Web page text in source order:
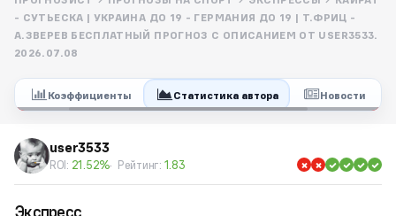
- СУТЬЕСКА | УКРАИНА ДО 19 - ГЕРМАНИЯ ДО 19 | Т.ФРИЦ -
А.ЗВЕРЕВ БЕСПЛАТНЫЙ ПРОГНОЗ С ОПИСАНИЕМ ОТ USER3533.
2026.07.08
Коэффициенты Статистика автора Новости
user3533
ROI: 21.52% Рейтинг: 1.83